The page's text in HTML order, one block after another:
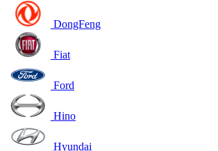
DongFeng
Fiat
Ford
Hino
Hyundai